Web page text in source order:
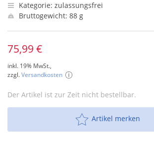
Kategorie: zulassungsfrei
Bruttogewicht: 88 g
75,99 €
inkl. 19% MwSt.,
zzgl.Versandkosten
Der Artikel ist zur Zeit nicht bestellbar.
Artikel merken